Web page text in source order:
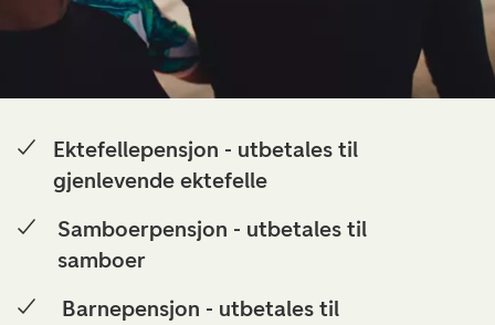
Ektefellepensjon - utbetales til
gjenlevende ektefelle
Samboerpensjon - utbetales til
samboer
Barnepensjon - utbetales til